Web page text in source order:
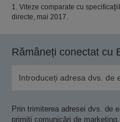
1. Viteze comparate cu
directe, mai 2017.
Rămâneți conectat cu
Prin trimiterea adresei dvs. de
primiți comunicări de